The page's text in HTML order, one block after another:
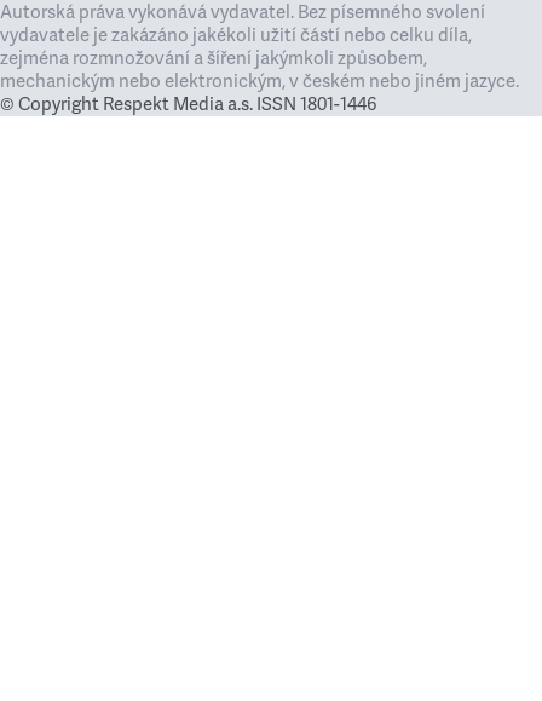
Autorská práva vykonává vydavatel. Bez písemného svolení
vydavatele je zakázáno jakékoli užití částí nebo celku díla,
zejména rozmnožování a šíření jakýmkoli způsobem,
mechanickým nebo elektronickým, v českém nebo jiném jazyce.
© Copyright Respekt Media a.s. ISSN 1801-1446